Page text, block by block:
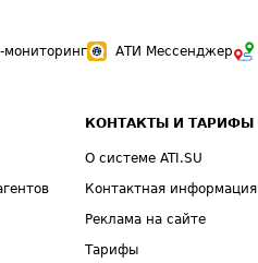
мониторинг АТИ Мессенджер
КОНТАКТЫ И ТАРИФЫ
О системе ATI.SU
Контактная информация
Реклама на сайте
Тарифы